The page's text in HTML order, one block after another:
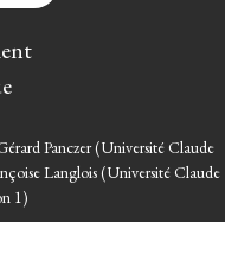
Panczer (Université Claude
Langlois (Université Claude
1)